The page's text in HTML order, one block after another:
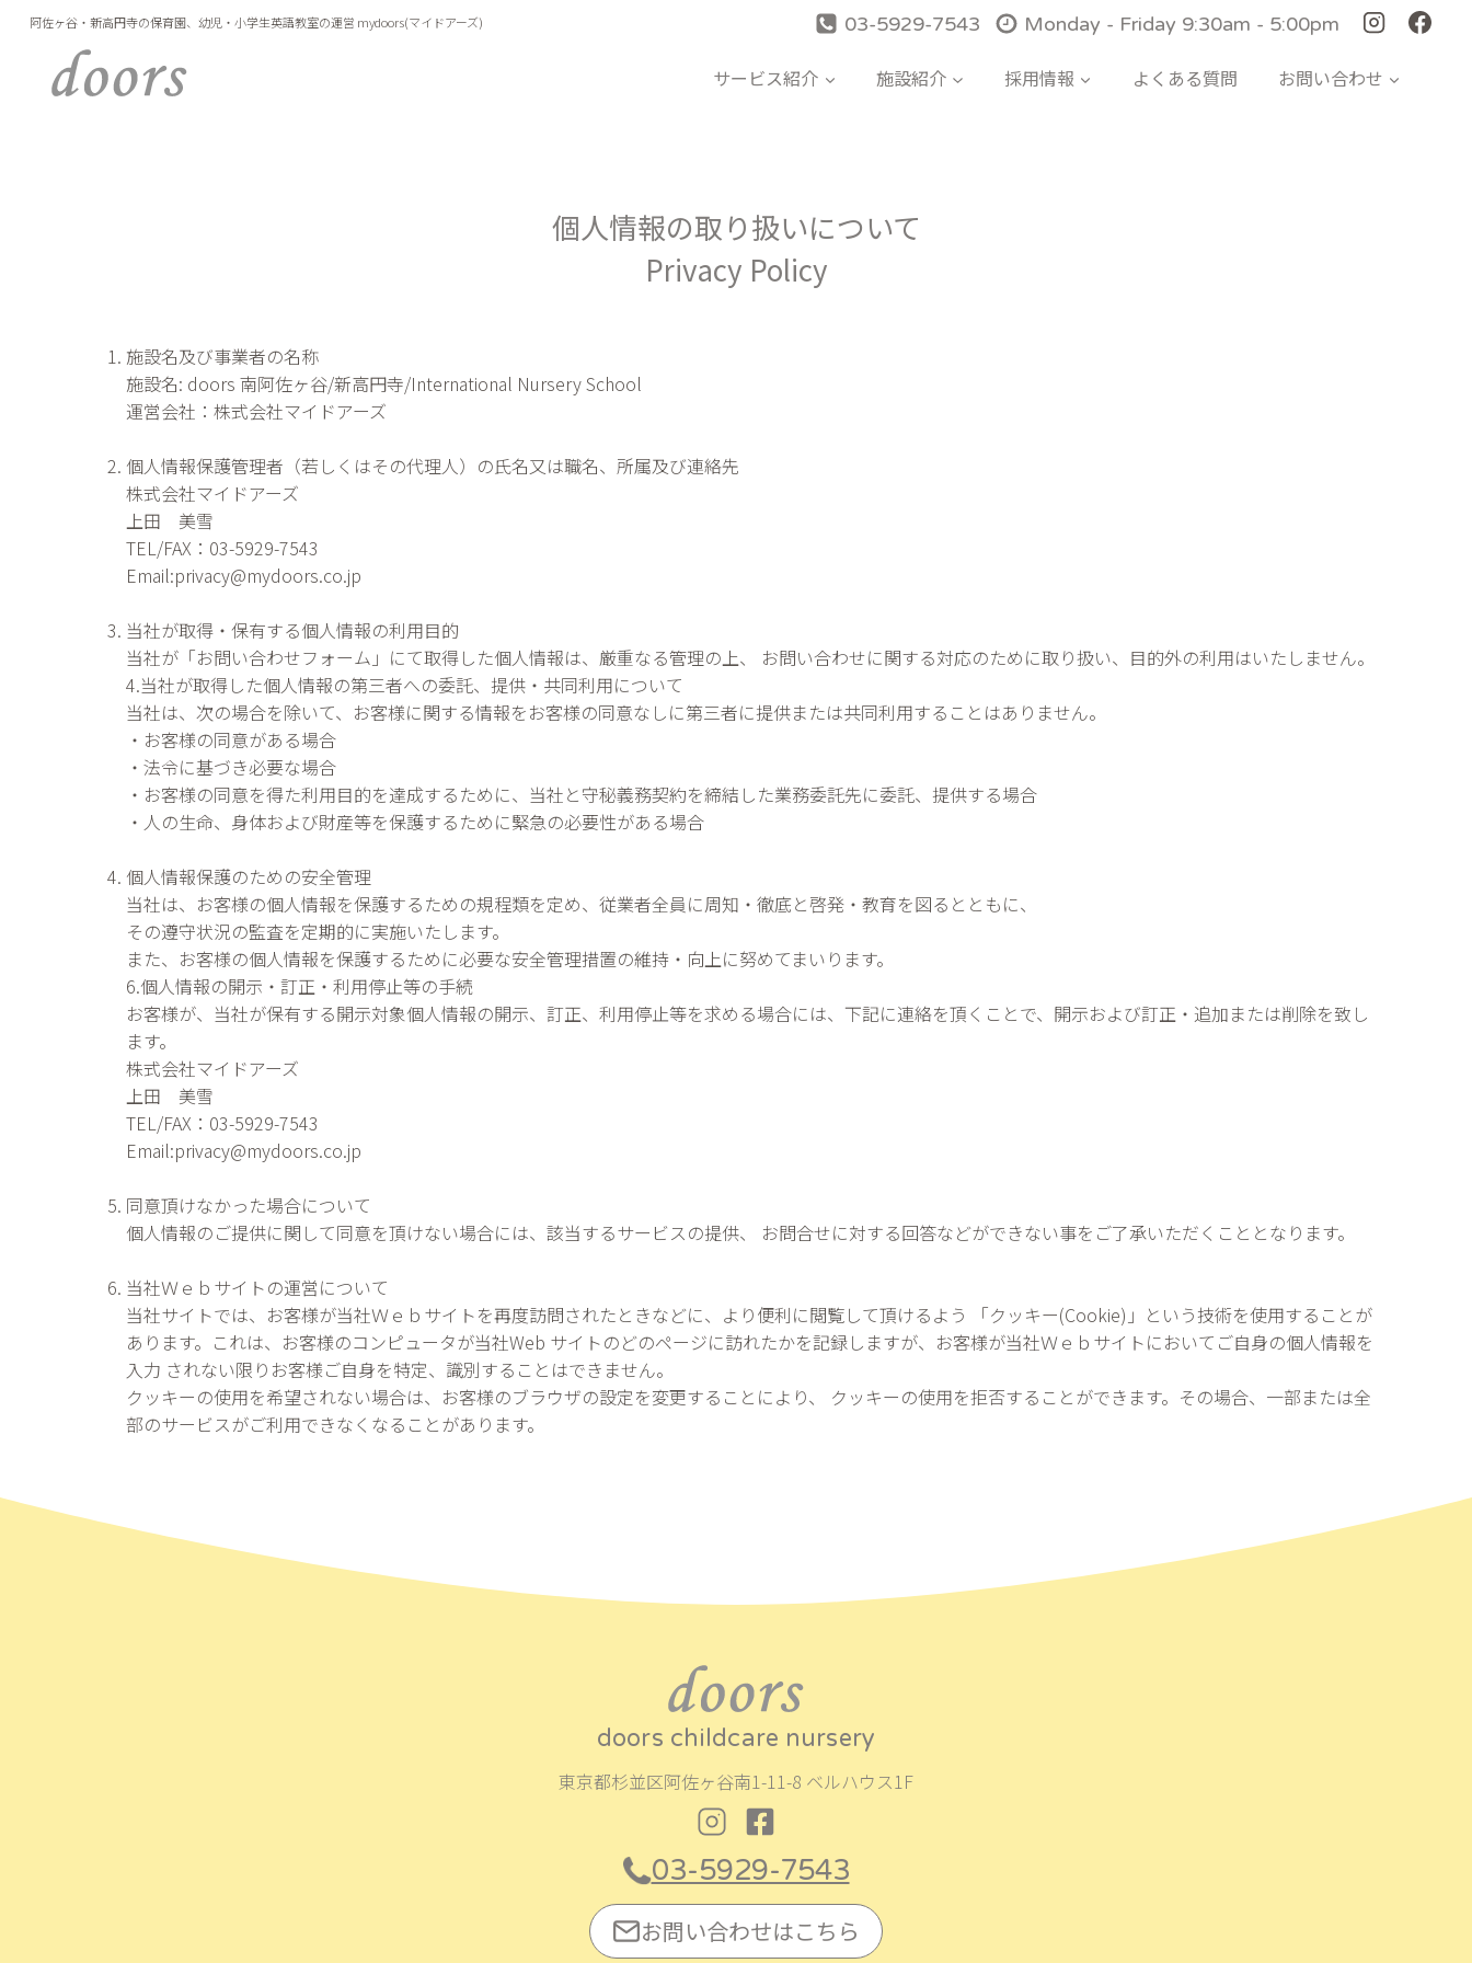
阿佐ヶ谷・新高円寺の保育園、幼児・小学生英語教室の運営 mydoors(マイドアーズ) 03-5929-7543 Monday - Friday 9:30am - 5:00pm
サービス紹介 施設紹介 採用情報 よくある質問 お問い合わせ
個人情報の取り扱いについて
Privacy Policy
施設名及び事業者の名称
施設名: doors 南阿佐ヶ谷/新高円寺/International Nursery School
運営会社：株式会社マイドアーズ
個人情報保護管理者（若しくはその代理人）の氏名又は職名、所属及び連絡先
株式会社マイドアーズ
上田 美雪
TEL/FAX：03-5929-7543
Email:privacy@mydoors.co.jp
当社が取得・保有する個人情報の利用目的
当社が「お問い合わせフォーム」にて取得した個人情報は、厳重なる管理の上、 お問い合わせに関する対応のために取り扱い、目的外の利用はいたしません。
4.当社が取得した個人情報の第三者への委託、提供・共同利用について
当社は、次の場合を除いて、お客様に関する情報をお客様の同意なしに第三者に提供または共同利用することはありません。
・お客様の同意がある場合
・法令に基づき必要な場合
・お客様の同意を得た利用目的を達成するために、当社と守秘義務契約を締結した業務委託先に委託、提供する場合
・人の生命、身体および財産等を保護するために緊急の必要性がある場合
個人情報保護のための安全管理
当社は、お客様の個人情報を保護するための規程類を定め、従業者全員に周知・徹底と啓発・教育を図るとともに、
その遵守状況の監査を定期的に実施いたします。
また、お客様の個人情報を保護するために必要な安全管理措置の維持・向上に努めてまいります。
6.個人情報の開示・訂正・利用停止等の手続
お客様が、当社が保有する開示対象個人情報の開示、訂正、利用停止等を求める場合には、下記に連絡を頂くことで、開示および訂正・追加または削除を致し
ます。
株式会社マイドアーズ
上田 美雪
TEL/FAX：03-5929-7543
Email:privacy@mydoors.co.jp
同意頂けなかった場合について
個人情報のご提供に関して同意を頂けない場合には、該当するサービスの提供、 お問合せに対する回答などができない事をご了承いただくこととなります。
当社Ｗｅｂサイトの運営について
当社サイトでは、お客様が当社Ｗｅｂサイトを再度訪問されたときなどに、より便利に閲覧して頂けるよう 「クッキー(Cookie)」という技術を使用することが
あります。これは、お客様のコンピュータが当社Web サイトのどのページに訪れたかを記録しますが、お客様が当社Ｗｅｂサイトにおいてご自身の個人情報を
入力 されない限りお客様ご自身を特定、識別することはできません。
クッキーの使用を希望されない場合は、お客様のブラウザの設定を変更することにより、 クッキーの使用を拒否することができます。その場合、一部または全
部のサービスがご利用できなくなることがあります。
doors childcare nursery
東京都杉並区阿佐ヶ谷南1-11-8 ベルハウス1F
03-5929-7543
お問い合わせはこちら